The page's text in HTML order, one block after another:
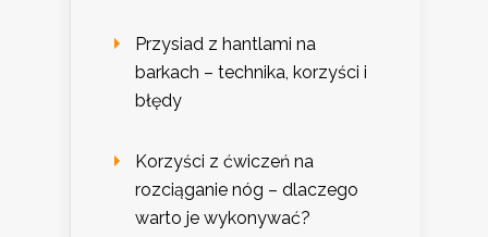
Przysiad z hantlami na
barkach – technika, korzyści i
błędy
Korzyści z ćwiczeń na
rozciąganie nóg – dlaczego
warto je wykonywać?